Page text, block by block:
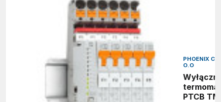
PHOENIX
O.O
PTCB TM